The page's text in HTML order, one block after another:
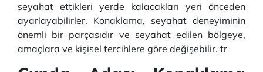
seyahat ettikleri yerde kalacakları yeri önceden
ayarlayabilirler. Konaklama, seyahat deneyiminin
önemli bir parçasıdır ve seyahat edilen bölgeye,
amaçlara ve kişisel tercihlere göre değişebilir. tr